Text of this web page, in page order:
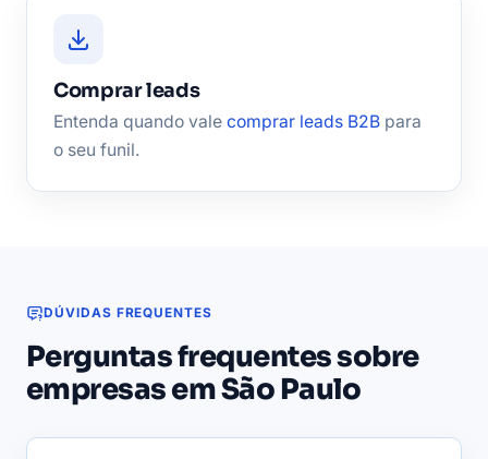
Comprar leads
Entenda quando vale comprar leads B2B para
o seu funil.
DÚVIDAS FREQUENTES
Perguntas frequentes sobre
empresas em São Paulo